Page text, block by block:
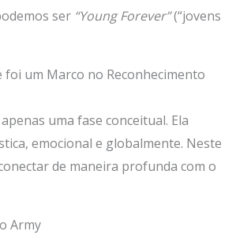
ser “Young Forever”(“jovens
um Marco no Reconhecimento
uma fase conceitual. Ela
emocional e globalmente. Neste
de maneira profunda com o
Army